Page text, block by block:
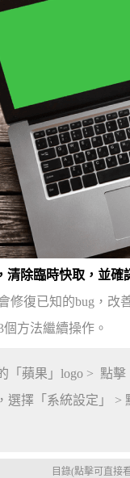
清除臨時快取，並確
修復已知的bug，改
方法繼續操作。
「蘋果」logo > 點擊
選擇「系統設定」 >
目錄(點擊可直接